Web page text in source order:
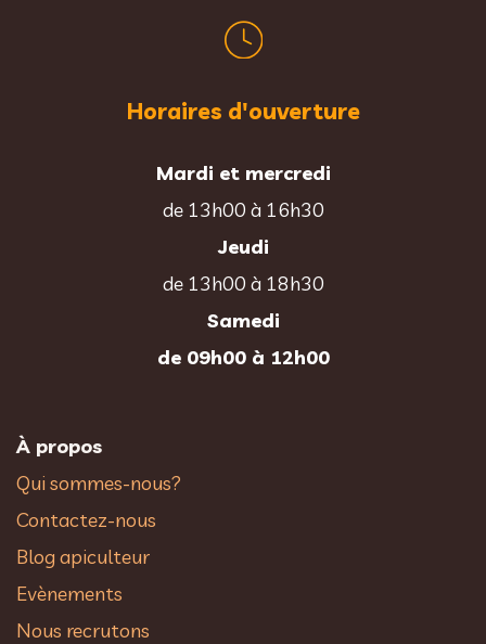
Horaires d'ouverture
Mardi et mercredi
de 13h00 à 16h30
Jeudi
de 13h00 à 18h30
Samedi
de 09h00 à 12h00
À propos
Qui sommes-nous?
Contactez-nous
Blog apiculteur
Evènements
Nous recrutons